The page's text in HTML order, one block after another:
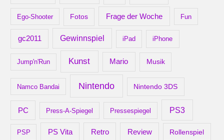
Ego-Shooter Fotos Frage der Woche Fun
gc2011 Gewinnspiel iPad iPhone
Jump'n'Run Kunst Mario Musik
Namco Bandai Nintendo Nintendo 3DS
PC Press-A-Spiegel Pressespiegel PS3
PSP PS Vita Retro Review Rollenspiel